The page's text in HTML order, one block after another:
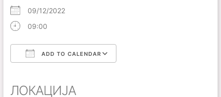
09/12/2022
09:00
ADD TO CALENDAR
ЛОКАЦИЈА